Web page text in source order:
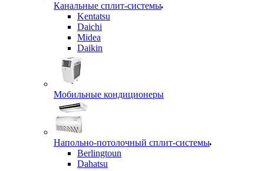
Канальные сплит-системы
Kentatsu
Daichi
Midea
Daikin
Мобильные кондиционеры
Напольно-потолочный сплит-системы
Berlingtoun
Dahatsu